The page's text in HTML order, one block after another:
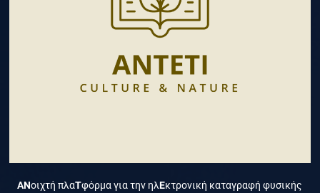
ΑΝοιχτή πλαΤφόρμα για την ηλΕκτρονική καταγραφή φυσικής